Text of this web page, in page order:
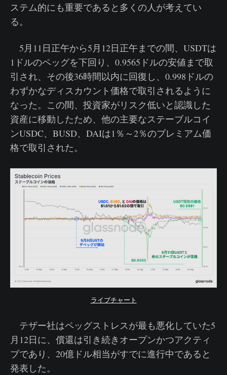
ステム的にも重要であると多くの人が考えてい
る。
5月11日正午から5月12日正午までの間、USDTは
1ドルのペッグを下回り、0.9565ドルの安値まで取
引され、その後36時間以内に回復し、0.998ドルの
わずかなディスカウント価格で取引されるように
なった。この間、投資家がリスク低いと認識した
資産に移動したため、他の主要なステーブルコイ
ンUSDC、BUSD、DAIは1％～2％のプレミアム価
格で取引された。
ライブチャート
テザー社はペッグストレスが最も悪化していた5
月12日に、償還は引き続きオープンかつアクティ
ブであり、20億ドル相当がすでに進行中であると
発表した。